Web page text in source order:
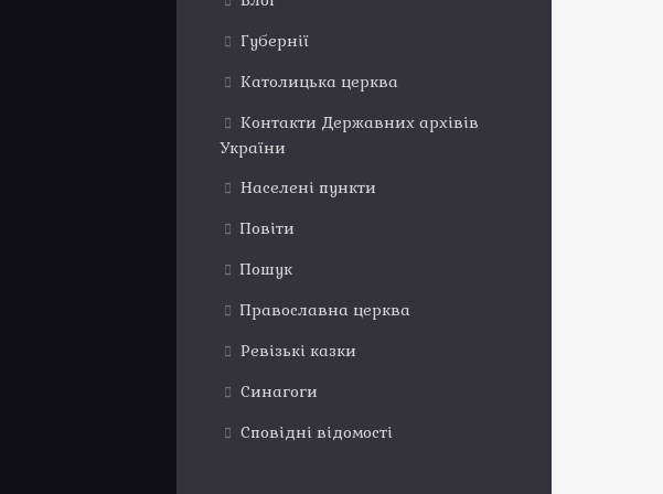
Губернії
Католицька церква
Контакти Державних архівів
України
Населені пункти
Повіти
Пошук
Православна церква
Ревізькі казки
Синагоги
Сповідні відомості